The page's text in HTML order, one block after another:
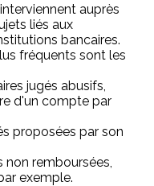
auprès
liés aux
bancaires.
fréquents sont les
jugés abusifs,
d'un compte par
proposées par son
remboursées,
exemple.